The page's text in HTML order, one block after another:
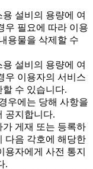
설비의 용량에 여
우 필요에 따라 이용
용물을 삭제할 수
설비의 용량에 여
우 이용자의 서비스
수 있습니다.
우에는 당해 사항을
공지합니다.
게재 또는 등록하
다음 각호에 해당한
용자에게 사전 통지
.